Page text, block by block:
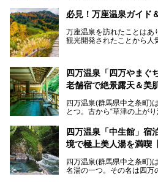
───
提供元：アイコニア・ホス
この記事は亀の井ホテル
日帰り温泉の「水沼の湯
２つのエリアがあります。
今回は、その中でも特にユ
魅力に焦点を当て、温泉好
必見！万座温泉ガイド
万座温泉を訪れたことはあ
観光開発されたことから人
も多いかもしれません。
そこで筆者である私が実際
しみ方や周辺の観光地を解
また、日帰り入浴できる温
すめの入浴施設もご紹介し
四万温泉「四万やまぐ
老舗宿で絶景露天＆美
四万温泉(群馬県中之条町)
とつ。古から“草津の上が
「四万やまぐち館」は、こ
り入浴も可能ですが、やは
肌湯をはじめ、館内の魅
四万温泉「中生館」宿
境で極上美人湯を満喫
四万温泉(群馬県中之条町)
名湯の一つ。その名は四万